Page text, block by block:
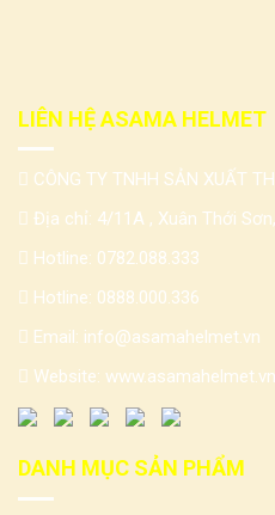
LIÊN HỆ ASAMA HELMET
CÔNG TY TNHH SẢN XUẤT
Địa chỉ: 4/11A , Xuân Thới
Hotline: 0782.088.333
Hotline: 0888.000.336
Email: info@asamahelmet.vn
Website: www.asamahelmet.vn
DANH MỤC SẢN PHẨM